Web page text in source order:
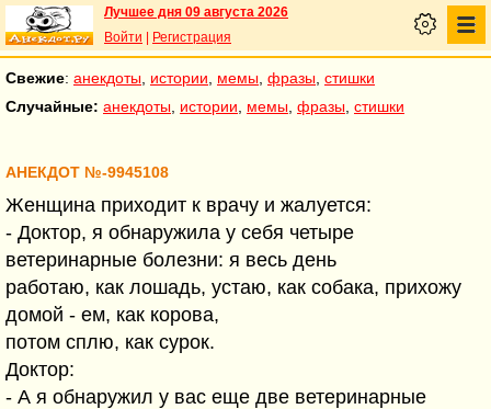
Лучшее дня 09 августа 2026
Войти
Регистрация
Свежие: анекдоты истории мемы фразы стишки
Случайные: анекдоты истории мемы фразы стишки
АНЕКДОТ №-9945108
Женщина приходит к врачу и жалуется:
- Доктор, я обнаружила у себя четыре
ветеринарные болезни: я весь день
работаю, как лошадь, устаю, как собака, прихожу
домой - ем, как корова,
потом сплю, как сурок.
Доктор:
- А я обнаружил у вас еще две ветеринарные